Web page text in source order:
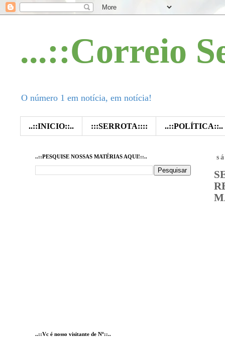
...::Correio
O número 1 em notícia, em notícia!
..::INICIO::.. :::SERROTA:::: ..::POLÍTICA::..
..::PESQUISE NOSSAS MATÉRIAS AQUI!::..
..::Vc é nosso visitante de Nº::..